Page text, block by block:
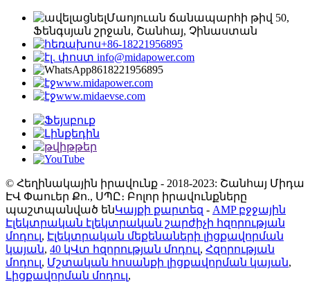
Մաոյուան ​​ճանապարհի թիվ 50,
Ֆենգսյան շրջան, Շանհայ, Չինաստան
+86-18221956895
info@midapower.com
8618221956895
www.midapower.com
www.midaevse.com
© Հեղինակային իրավունք - 2018-2023: Շանհայ Միդա
ԷՎ Փաուեր Քո., ՍՊԸ։ Բոլոր իրավունքները
պաշտպանված ենԿայքի քարտեզ - AMP բջջային
Էլեկտրական էլեկտրական շարժիչի հզորության
մոդուլ, Էլեկտրական մեքենաների լիցքավորման
կայան, 40 կՎտ հզորության մոդուլ, Հզորության
մոդուլ, Մշտական ​​հոսանքի լիցքավորման կայան,
Լիցքավորման մոդուլ,